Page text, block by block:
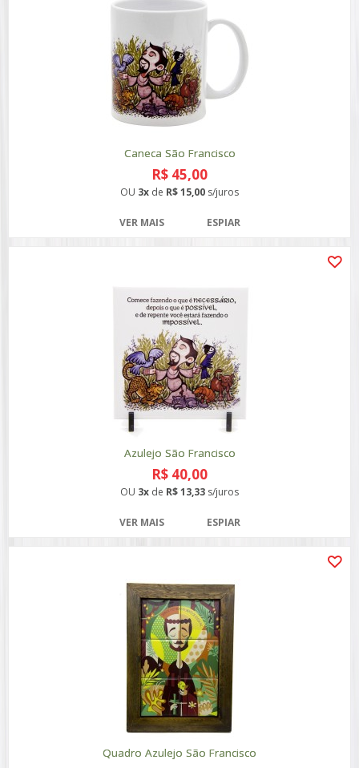
Caneca São Francisco
R$ 45,00
OU 3x de R$ 15,00 s/juros
VER MAIS ESPIAR
Azulejo São Francisco
R$ 40,00
OU 3x de R$ 13,33 s/juros
VER MAIS ESPIAR
Quadro Azulejo São Francisco